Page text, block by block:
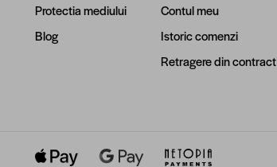
Protectia mediului
Blog
Contul meu
Istoric comenzi
Retragere din contract